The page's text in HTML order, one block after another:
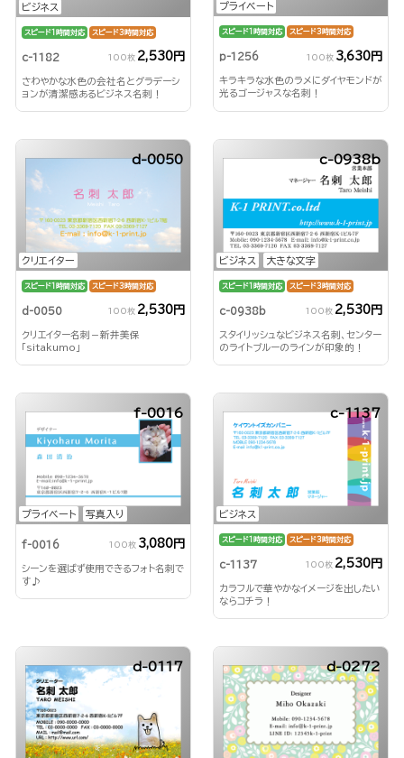
ビジネス
スピード1時間対応 スピード3時間対応
c-1182 100枚 2,530円
さわやかな水色の会社名とグラデーシ
ョンが清潔感あるビジネス名刺！
プライベート
スピード1時間対応 スピード3時間対応
p-1256 100枚 3,630円
キラキラな水色のラメにダイヤモンドが
光るゴージャスな名刺！
クリエイター
d-0050
スピード1時間対応 スピード3時間対応
d-0050 100枚 2,530円
クリエイター名刺－新井美保
「sitakumo」
ビジネス 大きな文字
c-0938b
スピード1時間対応 スピード3時間対応
c-0938b 100枚 2,530円
スタイリッシュなビジネス名刺、センター
のライトブルーのラインが印象的！
プライベート 写真入り
f-0016
f-0016 100枚 3,080円
シーンを選ばず使用できるフォト名刺で
す♪
ビジネス
c-1137
スピード1時間対応 スピード3時間対応
c-1137 100枚 2,530円
カラフルで華やかなイメージを出したい
ならコチラ！
d-0117 d-0272